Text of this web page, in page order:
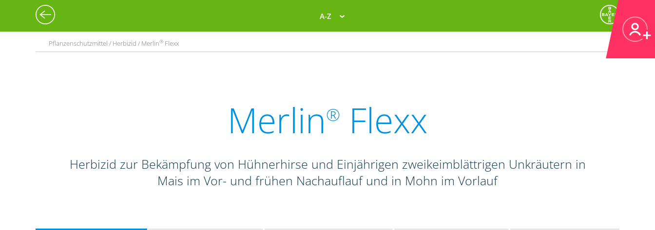
A-Z
Pflanzenschutzmittel / Herbizid / Merlin® Flexx
Merlin® Flexx
Herbizid zur Bekämpfung von Hühnerhirse und Einjährigen zweikeimblättrigen Unkräutern in
Mais im Vor- und frühen Nachauflauf und in Mohn im Vorlauf